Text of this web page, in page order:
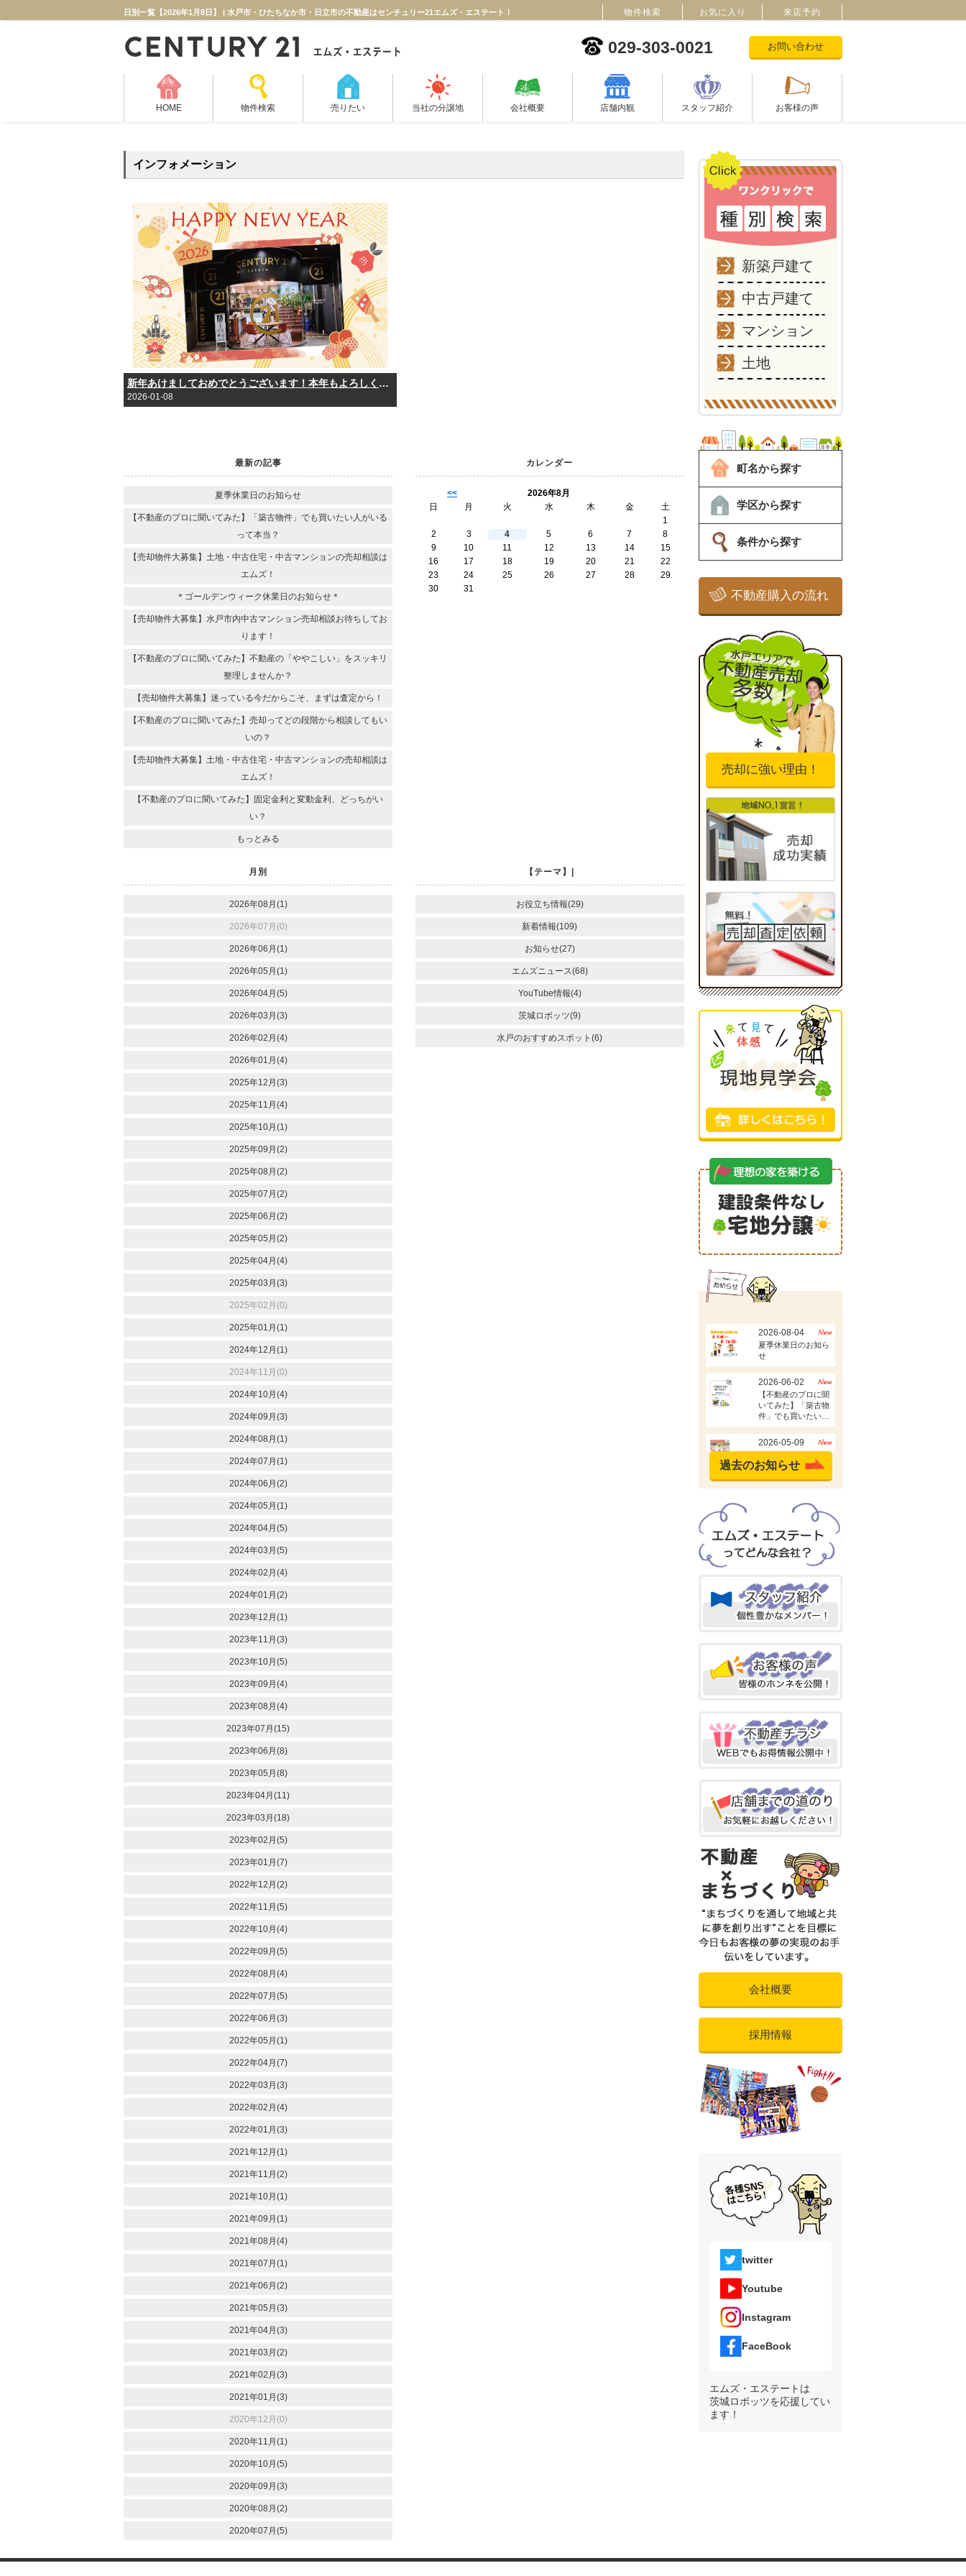
日別一覧【2026年1月8日】 | 水戸市・ひたちなか市・日立市の不動産はセンチュリー21エムズ・エステート！
029-303-0021 お問い合わせ
HOME 物件検索 売りたい 当社の分譲地 会社概要 店舗内観 スタッフ紹介 お客様の声
インフォメーション
新年あけましておめでとうございます！本年もよろしくお願い致します。
2026-01-08
最新の記事
夏季休業日のお知らせ
【不動産のプロに聞いてみた】「築古物件」でも買いたい人がいる
って本当？
【売却物件大募集】土地・中古住宅・中古マンションの売却相談は
エムズ！
＊ゴールデンウィーク休業日のお知らせ＊
【売却物件大募集】水戸市内中古マンション売却相談お待ちしてお
ります！
【不動産のプロに聞いてみた】不動産の「ややこしい」をスッキリ
整理しませんか？
【売却物件大募集】迷っている今だからこそ、まずは査定から！
【不動産のプロに聞いてみた】売却ってどの段階から相談してもい
いの？
【売却物件大募集】土地・中古住宅・中古マンションの売却相談は
エムズ！
【不動産のプロに聞いてみた】固定金利と変動金利、どっちがい
い？
もっとみる
カレンダー
<<
2026年8月
日
月 火 水 木 金
土
1
2
3 4 5 6 7
8
9
10 11 12 13 14
15
16
17 18 19 20 21
22
23
24 25 26 27 28
29
30
31
月別
2026年08月(1)
2026年07月(0)
2026年06月(1)
2026年05月(1)
2026年04月(5)
2026年03月(3)
2026年02月(4)
2026年01月(4)
2025年12月(3)
2025年11月(4)
2025年10月(1)
2025年09月(2)
2025年08月(2)
2025年07月(2)
2025年06月(2)
2025年05月(2)
2025年04月(4)
2025年03月(3)
2025年02月(0)
2025年01月(1)
2024年12月(1)
2024年11月(0)
2024年10月(4)
2024年09月(3)
2024年08月(1)
2024年07月(1)
2024年06月(2)
2024年05月(1)
2024年04月(5)
2024年03月(5)
2024年02月(4)
2024年01月(2)
2023年12月(1)
2023年11月(3)
2023年10月(5)
2023年09月(4)
2023年08月(4)
2023年07月(15)
2023年06月(8)
2023年05月(8)
2023年04月(11)
2023年03月(18)
2023年02月(5)
2023年01月(7)
2022年12月(2)
2022年11月(5)
2022年10月(4)
2022年09月(5)
2022年08月(4)
2022年07月(5)
2022年06月(3)
2022年05月(1)
2022年04月(7)
2022年03月(3)
2022年02月(4)
2022年01月(3)
2021年12月(1)
2021年11月(2)
2021年10月(1)
2021年09月(1)
2021年08月(4)
2021年07月(1)
2021年06月(2)
2021年05月(3)
2021年04月(3)
2021年03月(2)
2021年02月(3)
2021年01月(3)
2020年12月(0)
2020年11月(1)
2020年10月(5)
2020年09月(3)
2020年08月(2)
2020年07月(5)
【テーマ】|
お役立ち情報(29)
新着情報(109)
お知らせ(27)
エムズニュース(68)
YouTube情報(4)
茨城ロボッツ(9)
水戸のおすすめスポット(6)
新築戸建て
中古戸建て
マンション
土地
町名から探す
学区から探す
条件から探す
不動産購入の流れ
売却に強い理由！
過去のお知らせ
会社概要
採用情報
twitter
Youtube
Instagram
FaceBook
エムズ・エステートは
茨城ロボッツを応援してい
ます！
物件検索 お気に入り 来店予約